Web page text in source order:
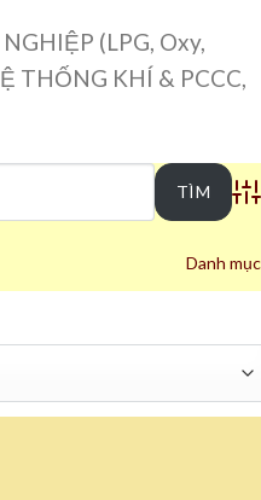
(LPG, Oxy,
THỐNG KHÍ & PCCC,
Danh mục